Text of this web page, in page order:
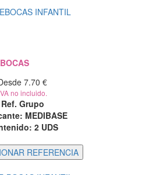
7.70 €
no incluido.
Ref. Grupo
MEDIBASE
2 UDS